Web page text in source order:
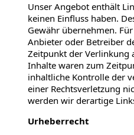
Unser Angebot enthält
keinen Einfluss haben.
Gewähr übernehmen.
Anbieter oder Betreiber
Zeitpunkt der Verlinkung
Inhalte waren zum
inhaltliche Kontrolle der
einer Rechtsverletzung
werden wir derartige
Urheberrecht